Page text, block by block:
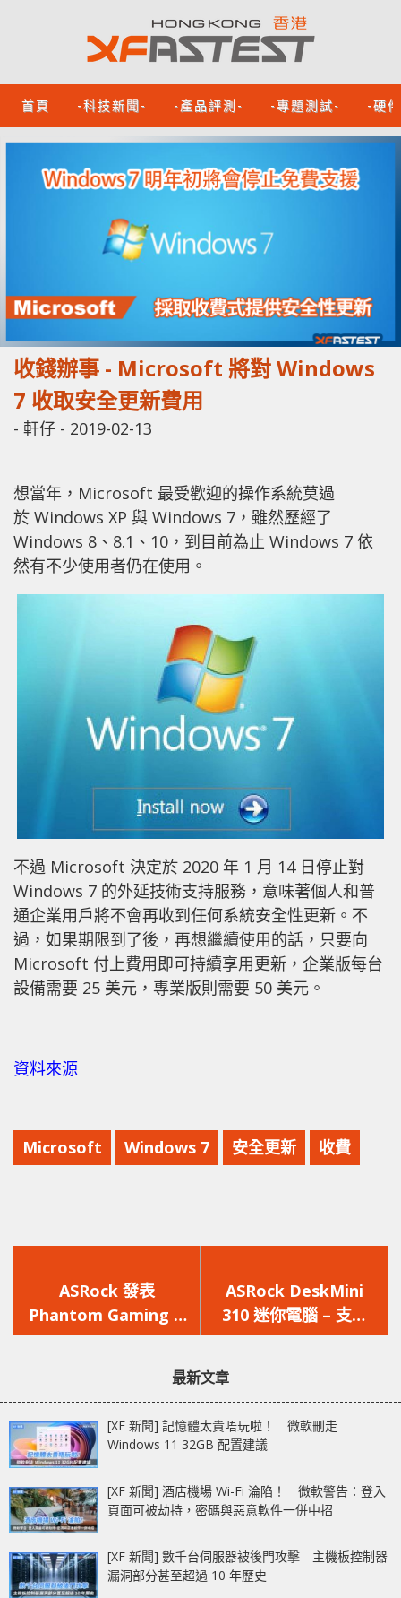
首頁 -科技新聞- -產品評測- -專題測試- -硬
收錢辦事 - Microsoft 將對 Windows
7 收取安全更新費用
- 軒仔 - 2019-02-13
想當年，Microsoft 最受歡迎的操作系統莫過
於 Windows XP 與 Windows 7，雖然歷經了
Windows 8、8.1、10，到目前為止 Windows 7 依
然有不少使用者仍在使用。
不過 Microsoft 決定於 2020 年 1 月 14 日停止對
Windows 7 的外延技術支持服務，意味著個人和普
通企業用戶將不會再收到任何系統安全性更新。不
過，如果期限到了後，再想繼續使用的話，只要向
Microsoft 付上費用即可持續享用更新，企業版每台
設備需要 25 美元，專業版則需要 50 美元。
資料來源
Microsoft Windows 7 安全更新 收費
一
篇
文
ASRock 發表
Phantom Gaming X
Radeon VII 16G 顯示
一
篇
文
ASRock DeskMini
310 迷你電腦 – 支援
Intel 第九代 Core 處
最新文章
[XF 新聞] 記憶體太貴唔玩啦！ 微軟刪走
Windows 11 32GB 配置建議
[XF 新聞] 酒店機場 Wi-Fi 淪陷！ 微軟警告：登入
頁面可被劫持，密碼與惡意軟件一併中招
[XF 新聞] 數千台伺服器被後門攻擊 主機板控制器
漏洞部分甚至超過 10 年歷史